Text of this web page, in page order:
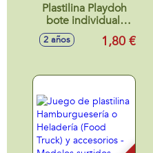
Plastilina Playdoh
bote individual.
112 grs - Modelos
surtidos
2 años 1,80 €